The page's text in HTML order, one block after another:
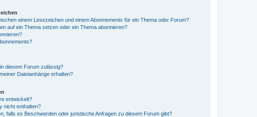
einem Lesezeichen und einem Abonnements für ein Thema oder Forum?
auf ein Thema setzen oder ein Thema abonnieren?
diesem Forum zulässig?
Dateianhänge erhalten?
entwickelt?
nicht enthalten?
falls es Beschwerden oder juristische Anfragen zu diesem Forum gibt?